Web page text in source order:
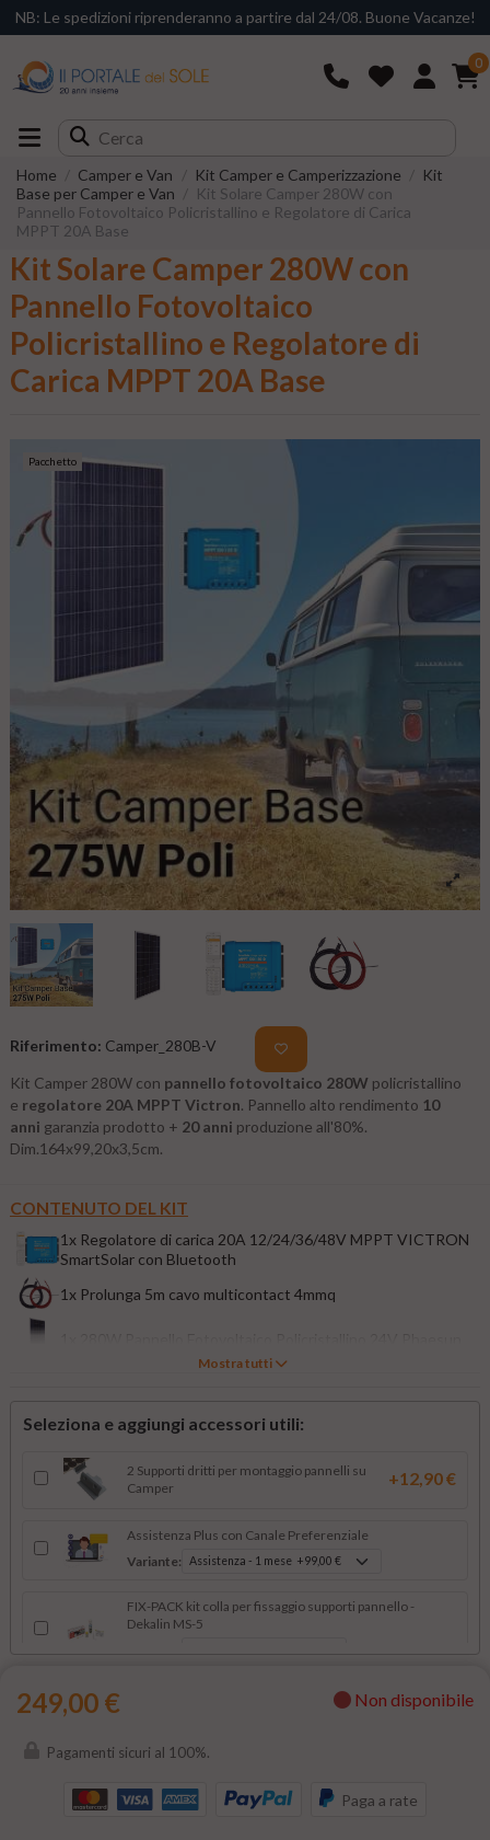
NB: Le spedizioni riprenderanno a partire dal 24/08. Buone Vacanze!
0
Home Camper e Van Kit Camper e Camperizzazione
Kit
Base per Camper e Van
Kit Solare Camper 280W con
Pannello Fotovoltaico Policristallino e Regolatore di Carica
MPPT 20A Base
Kit Solare Camper 280W con
Pannello Fotovoltaico
Policristallino e Regolatore di
Carica MPPT 20A Base
Pacchetto
Riferimento: Camper_280B-V
Kit Camper 280W con pannello fotovoltaico 280W policristallino
e regolatore 20A MPPT Victron. Pannello alto rendimento 10
anni garanzia prodotto + 20 anni produzione all'80%.
Dim.164x99,20x3,5cm.
CONTENUTO DEL KIT
1x Regolatore di carica 20A 12/24/36/48V MPPT VICTRON
SmartSolar con Bluetooth
1x Prolunga 5m cavo multicontact 4mmq
Mostra tutti
Seleziona e aggiungi accessori utili:
2 Supporti dritti per montaggio pannelli su
Camper
+12,90 €
Assistenza Plus con Canale Preferenziale
Variante:
FIX-PACK kit colla per fissaggio supporti pannello -
Dekalin MS-5
Passacavo 1 / 2 vie per pannelli solari +5,90 €
2 dritti, 1 passacavo doppio
249,00 € Non disponibile
Pagamenti sicuri al 100%.
Paga a rate